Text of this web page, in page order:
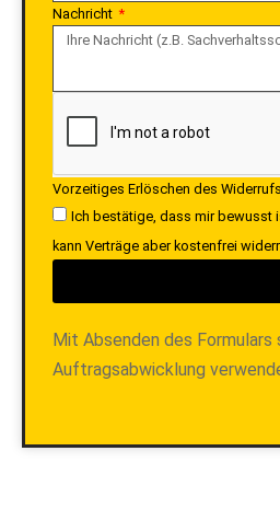
Nachricht
Vorzeitiges Erlöschen des
Ich bestätige, dass mir bewusst
kann Verträge aber kostenfrei
Mit Absenden des Formulars
Auftragsabwicklung